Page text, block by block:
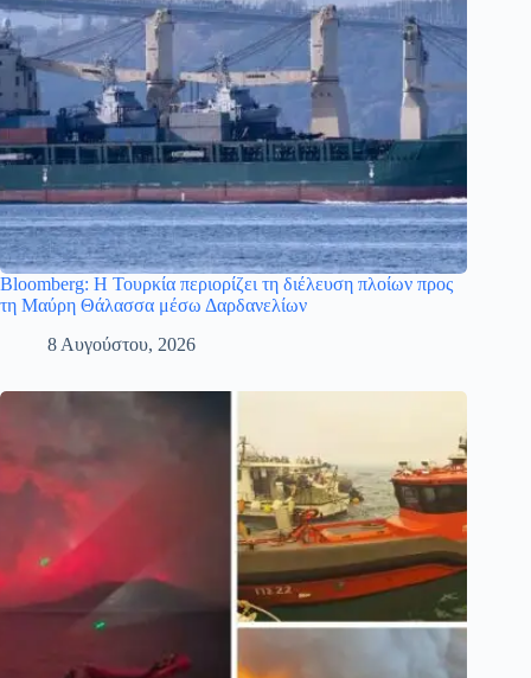
Bloomberg: Η Τουρκία περιορίζει τη διέλευση πλοίων προς
τη Μαύρη Θάλασσα μέσω Δαρδανελίων
8 Αυγούστου, 2026